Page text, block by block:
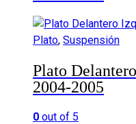
Plato, Suspensión
Plato
2004-2005
0 out of 5